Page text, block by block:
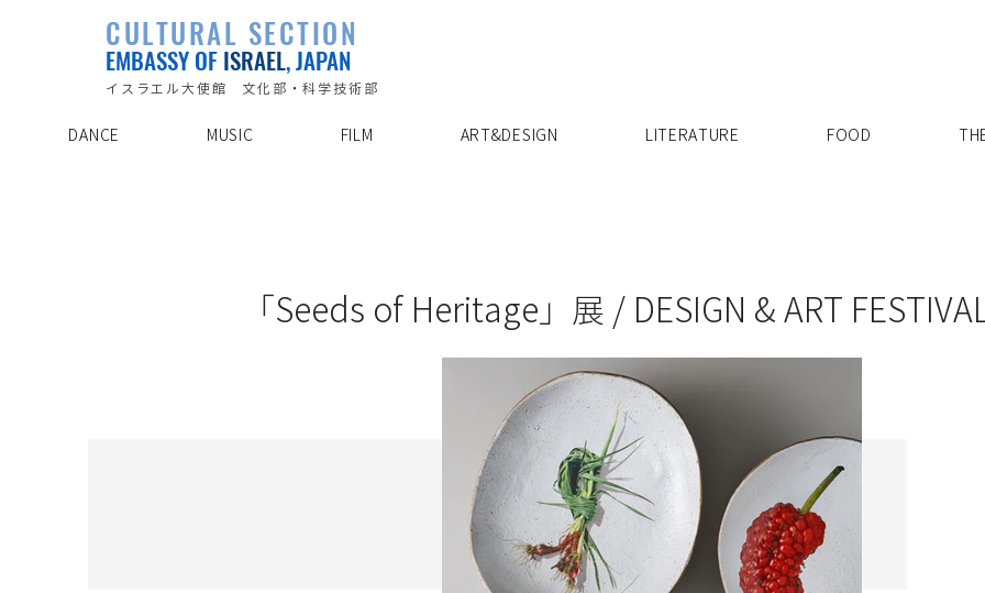
SPECIAL PROJECT
ABOUT US
CONTACT
CULTURAL SECTION
EMBASSY OFISRAEL, JAPAN
イスラエル大使館 文化部・科学技術部
DANCE MUSIC FILM ART&DESIGN LITERATURE FOOD
「Seeds of Heritage」展 / DESIGN & ART FESTIVAL